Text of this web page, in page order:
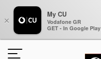
×
My CU
Vodafone GR
GET - In Google Play